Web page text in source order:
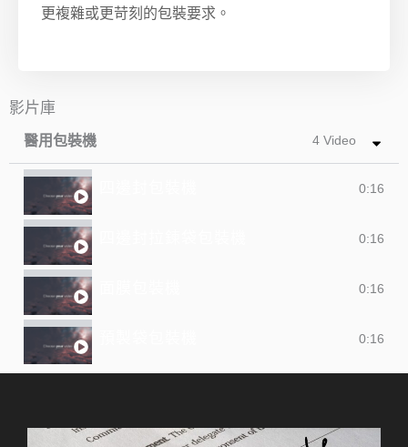
更複雜或更苛刻的包裝要求。
影片庫
醫用包裝機
4 Video
0:16
0:16
0:16
0:16